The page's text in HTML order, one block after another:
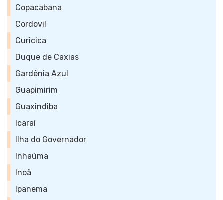
Copacabana
Cordovil
Curicica
Duque de Caxias
Gardênia Azul
Guapimirim
Guaxindiba
Icaraí
Ilha do Governador
Inhaúma
Inoã
Ipanema